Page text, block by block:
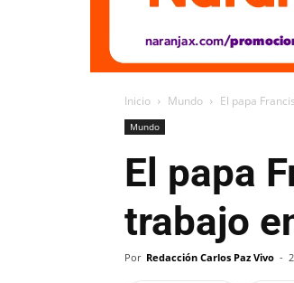
Inicio Mundo El papa
Mundo
El papa
trabajo
Por Redacción Carlos Paz Vivo -